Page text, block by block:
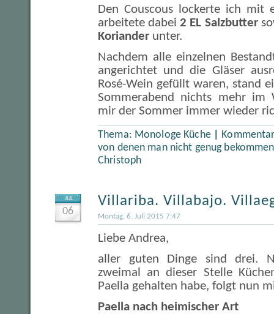
Den Couscous lockerte ich mit
arbeitete dabei2 EL Salzbutter
Koriander unter.
Nachdem alle einzelnen
angerichtet und die Gläser
Rosé-Wein gefüllt waren, stand
Sommerabend nichts mehr im
mir der Sommer immer wieder
Thema: Monologe Küche
von denen man nicht genug
Christoph
JUL
06
Villariba. Villabajo.
Montag, 6. Juli 2015 7:47
Liebe Andrea,
aller guten Dinge sind drei.
zweimal an dieser Stelle
Paella gehalten habe, folgt nun
Paella nach heimischer Art